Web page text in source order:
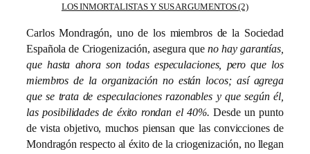
LOS INMORTALISTAS Y SUS ARGUMENTOS (2)
Carlos Mondragón, uno de los miembros de la Sociedad
Española de Criogenización, asegura que no hay garantías,
que hasta ahora son todas especulaciones, pero que los
miembros de la organización no están locos; así agrega
que se trata de especulaciones razonables y que según él,
las posibilidades de éxito rondan el 40%. Desde un punto
de vista objetivo, muchos piensan que las convicciones de
Mondragón respecto al éxito de la criogenización, no llegan